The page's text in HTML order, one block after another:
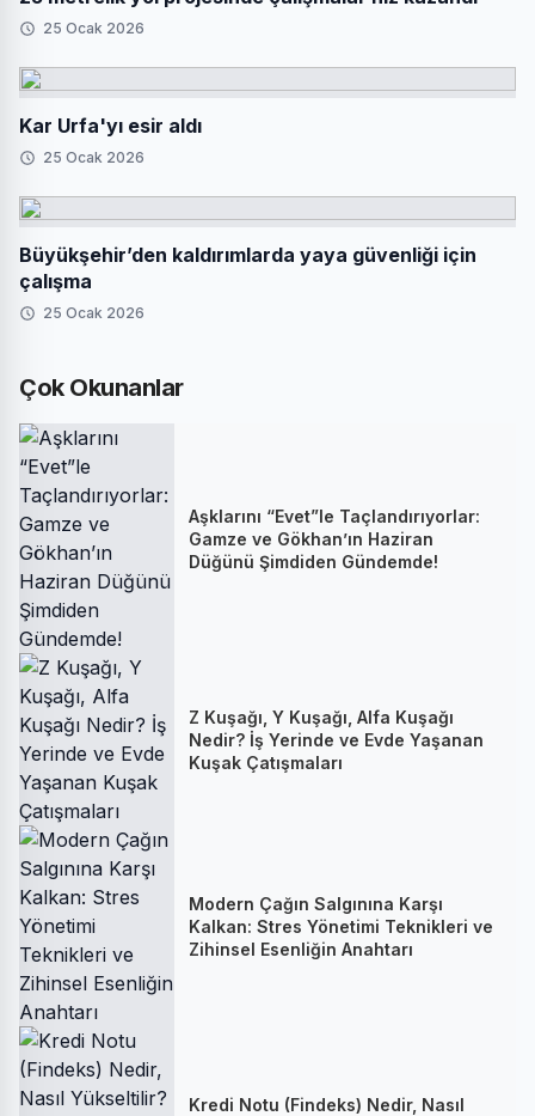
25 Ocak 2026
Kar Urfa'yı esir aldı
25 Ocak 2026
Büyükşehir’den kaldırımlarda yaya güvenliği için
çalışma
25 Ocak 2026
Çok Okunanlar
Aşklarını “Evet”le Taçlandırıyorlar:
Gamze ve Gökhan’ın Haziran
Düğünü Şimdiden Gündemde!
Z Kuşağı, Y Kuşağı, Alfa Kuşağı
Nedir? İş Yerinde ve Evde Yaşanan
Kuşak Çatışmaları
Modern Çağın Salgınına Karşı
Kalkan: Stres Yönetimi Teknikleri ve
Zihinsel Esenliğin Anahtarı
Kredi Notu (Findeks) Nedir, Nasıl